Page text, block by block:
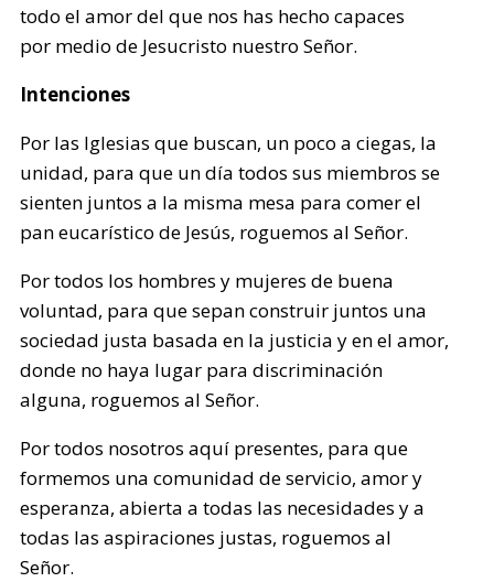
todo el amor del que nos has hecho capaces
por medio de Jesucristo nuestro Señor.
Intenciones
Por las Iglesias que buscan, un poco a ciegas, la
unidad, para que un día todos sus miembros se
sienten juntos a la misma mesa para comer el
pan eucarístico de Jesús, roguemos al Señor.
Por todos los hombres y mujeres de buena
voluntad, para que sepan construir juntos una
sociedad justa basada en la justicia y en el amor,
donde no haya lugar para discriminación
alguna, roguemos al Señor.
Por todos nosotros aquí presentes, para que
formemos una comunidad de servicio, amor y
esperanza, abierta a todas las necesidades y a
todas las aspiraciones justas, roguemos al
Señor.